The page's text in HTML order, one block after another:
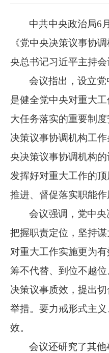
中共中央政治局6
《党中央决策议事协
央总书记习近平主持会
会议指出，设立党
是健全党中央对重大工
大任务落实的重要制
决策议事协调机构工
央决策议事协调机构
发挥好对重大工作的
推进、督促落实职能
会议强调，党中
把握职责定位，坚持
对重大工作实施更为
筹不代替、到位不越
决策议事质效，提出
举措。要力戒形式主
效。
会议还研究了其他